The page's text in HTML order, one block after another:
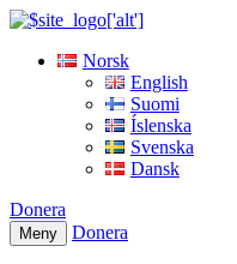
Norsk
English
Suomi
Íslenska
Svenska
Dansk
Donera
Meny Donera